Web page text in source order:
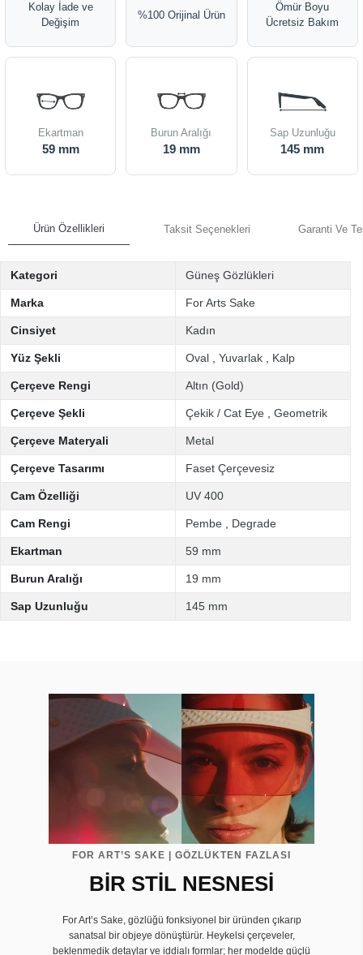
Kolay İade ve
Değişim
%100 Orijinal Ürün
Ömür Boyu
Ücretsiz Bakım
Ekartman
59 mm
Burun Aralığı
19 mm
Sap Uzunluğu
145 mm
Ürün Özellikleri Taksit Seçenekleri Garanti Ve
Kategori Güneş Gözlükleri
Marka For Arts Sake
Cinsiyet Kadın
Yüz Şekli Oval Yuvarlak Kalp
Çerçeve Rengi Altın (Gold)
Çerçeve Şekli Çekik / Cat Eye Geometrik
Çerçeve Materyali Metal
Çerçeve Tasarımı Faset Çerçevesiz
Cam Özelliği UV 400
Cam Rengi Pembe Degrade
Ekartman 59 mm
Burun Aralığı 19 mm
Sap Uzunluğu 145 mm
FOR ART’S SAKE | GÖZLÜKTEN FAZLASI
BİR STİL NESNESİ
For Art’s Sake, gözlüğü fonksiyonel bir üründen çıkarıp
sanatsal bir objeye dönüştürür. Heykelsi çerçeveler,
beklenmedik detaylar ve iddialı formlar; her modelde güçlü